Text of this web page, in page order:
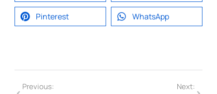
Pinterest WhatsApp
Previous: Next: